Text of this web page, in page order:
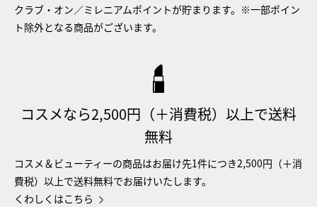
クラブ・オン／ミレニアムポイントが貯まります。※一部ポイン
ト除外となる商品がございます。
コスメなら2,500円（＋消費税）以上で送料
無料
コスメ＆ビューティーの商品はお届け先1件につき2,500円（＋消
費税）以上で送料無料でお届けいたします。
くわしくはこちら